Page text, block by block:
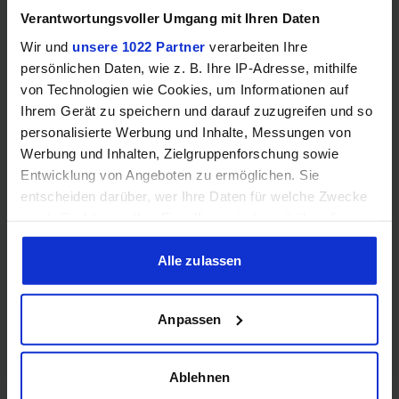
Verantwortungsvoller Umgang mit Ihren Daten
Wir und unsere 1022 Partner verarbeiten Ihre
persönlichen Daten, wie z. B. Ihre IP-Adresse, mithilfe
von Technologien wie Cookies, um Informationen auf
Ihrem Gerät zu speichern und darauf zuzugreifen und so
personalisierte Werbung und Inhalte, Messungen von
Werbung und Inhalten, Zielgruppenforschung sowie
Entwicklung von Angeboten zu ermöglichen. Sie
entscheiden darüber, wer Ihre Daten für welche Zwecke
Cookie-Erklärung oder durch Klicken auf das Privacy
Trigger Symbol ändern oder widerrufen
Informationen über Ihre geografische Lage erfassen,
welche bis auf einige Meter genau sein können
Ihr Gerät durch aktives Scannen nach bestimmten
Alle zulassen
Anpassen
Ablehnen
GEWINNSPIEL
Gewinne einen MSI Gaming PC mit RTX 5070
Ti!!
Bis zum 21. August hast du die Chance, bei unserem
Gewinnspiel einen MSI Gaming-PC zu gewinnen. Die
Komponenten, den Zusammenbau, die Spiele-Benchmarks
und den